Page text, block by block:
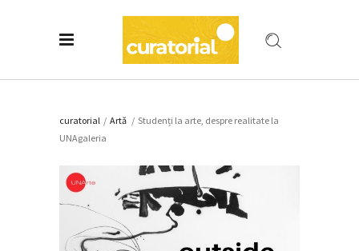
curatorial / Artǎ / Studenți la arte, despre realitate la
UNAgaleria